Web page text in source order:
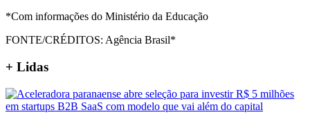
*Com informações do Ministério da Educação
FONTE/CRÉDITOS: Agência Brasil*
+ Lidas